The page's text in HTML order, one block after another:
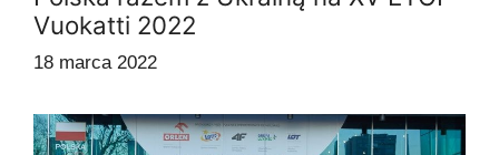
Vuokatti 2022
18 marca 2022